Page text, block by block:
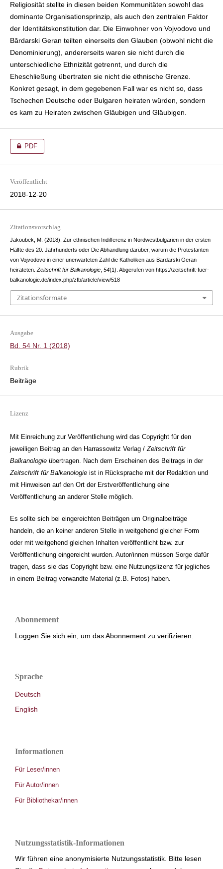
Religiosität stellte in diesen beiden Kommunitäten sowohl das
dominante Organisationsprinzip, als auch den zentralen Faktor
der Identitätskonstitution dar. Die Einwohner von Vojvodovo und
Bărdarski Geran teilten einerseits den Glauben (obwohl nicht die
Denominierung), andererseits waren sie nicht durch die
unterschiedliche Ethnizität getrennt, und durch die
Eheschließung übertraten sie nicht die ethnische Grenze.
Konkret gesagt, in dem gegebenen Fall war es nicht so, dass
Tschechen Deutsche oder Bulgaren heiraten würden, sondern
es kam zu Heiraten zwischen Gläubigen und Gläubigen.
PDF
Veröffentlicht
2018-12-20
Zitationsvorschlag
Jakoubek, M. (2018). Zur ethnischen Indifferenz in Nordwestbulgarien in der ersten
Hälfte des 20. Jahrhunderts oder Die Abhandlung darüber, warum die Protestanten
von Vojvodovo in einer unerwarteten Zahl die Katholiken aus Bardarski Geran
heirateten. Zeitschrift für Balkanologie, 54(1). Abgerufen von https://zeitschrift-fuer-
balkanologie.de/index.php/zfb/article/view/518
Zitationsformate
Ausgabe
Bd. 54 Nr. 1 (2018)
Rubrik
Beiträge
Lizenz
Mit Einreichung zur Veröffentlichung wird das Copyright für den
jeweiligen Beitrag an den Harrassowitz Verlag / Zeitschrift für
Balkanologie übertragen. Nach dem Erscheinen des Beitrags in der
Zeitschrift für Balkanologie ist in Rücksprache mit der Redaktion und
mit Hinweisen auf den Ort der Erstveröffentlichung eine
Veröffentlichung an anderer Stelle möglich.
Es sollte sich bei eingereichten Beiträgen um Originalbeiträge
handeln, die an keiner anderen Stelle in weitgehend gleicher Form
oder mit weitgehend gleichen Inhalten veröffentlicht bzw. zur
Veröffentlichung eingereicht wurden. Autor/innen müssen Sorge dafür
tragen, dass sie das Copyright bzw. eine Nutzungslizenz für jegliches
in einem Beitrag verwandte Material (z.B. Fotos) haben.
Abonnement
Loggen Sie sich ein, um das Abonnement zu verifizieren.
Sprache
Deutsch
English
Informationen
Für Leser/innen
Für Autor/innen
Für Bibliothekar/innen
Nutzungsstatistik-Informationen
Wir führen eine anonymisierte Nutzungsstatistik. Bitte lesen